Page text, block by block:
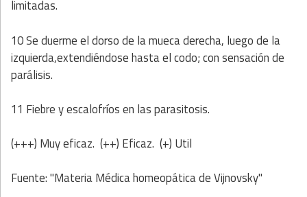
limitadas.
10 Se duerme el dorso de la mueca derecha, luego de la
izquierda,extendiéndose hasta el codo; con sensación de
parálisis.
11 Fiebre y escalofríos en las parasitosis.
(+++) Muy eficaz. (++) Eficaz. (+) Util
Fuente: "Materia Médica homeopática de Vijnovsky"